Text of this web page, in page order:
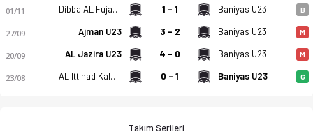
01/11 Dibba AL Fujairah U23 1 - 1 Baniyas U23 B
27/09 Ajman U23 3 - 2 Baniyas U23 M
20/09 AL Jazira U23 4 - 0 Baniyas U23 M
23/08 AL Ittihad Kalba U23 0 - 1 Baniyas U23 G
Takım Serileri